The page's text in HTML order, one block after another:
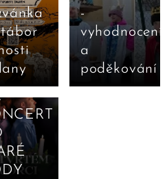
-
vyhodnocení
a
poděkování